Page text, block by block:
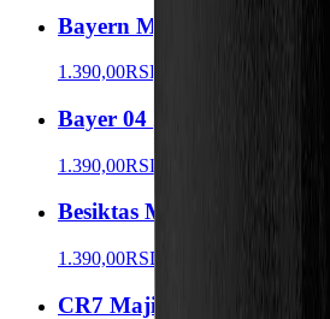
Bayern Munchen Majica
1.390,00RSD
Bayer 04 Leverkusen
1.390,00RSD
Besiktas Majica Grb
1.390,00RSD
CR7 Majica Grb